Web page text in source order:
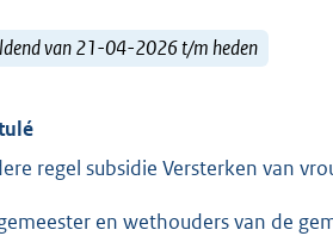
van 21-04-2026 t/m heden
regel subsidie Versterken van
en wethouders van de